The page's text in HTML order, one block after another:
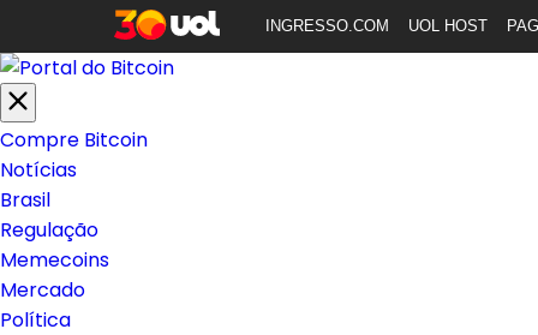
INGRESSO.COM UOL HOST
Compre Bitcoin
Notícias
Brasil
Regulação
Memecoins
Mercado
Política